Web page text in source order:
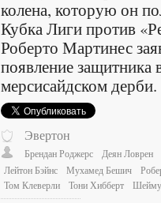
колена, которую он
Кубка Лиги против
Роберто Мартинес
появление защитника
мерсисайдском дерби.
Эвертон
Брендан Роджерс
Деян Ловрен
Лейтон Бэйнс
Мухамед Бешич
Том Клеверли
Тони Хибберт